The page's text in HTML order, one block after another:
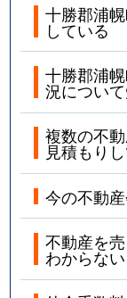
十勝郡浦
している
十勝郡浦
況につい
複数の不
見積もり
今の不動
不動産を
わからない